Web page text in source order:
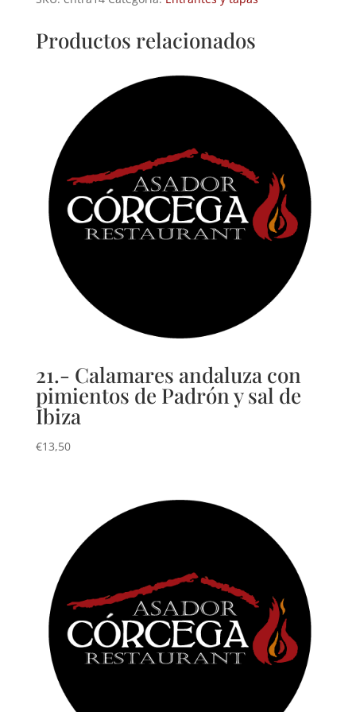
panadera
Productos relacionados
21.- Calamares andaluza con
pimientos de Padrón y sal de
Ibiza
€13,50